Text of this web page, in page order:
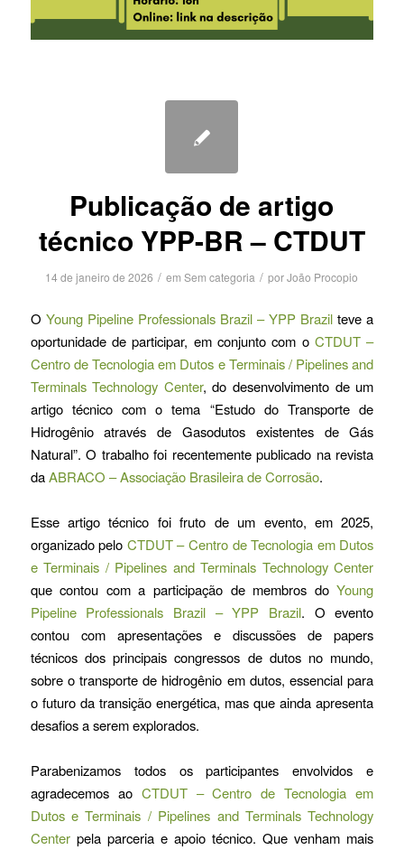
Publicação de artigo
técnico YPP-BR – CTDUT
14 de janeiro de 2026 / emSem categoria / porJoão Procopio
O Young Pipeline Professionals Brazil – YPP Brazil teve a
oportunidade de participar, em conjunto com oCTDUT –
Centro de Tecnologia em Dutos e Terminais / Pipelines and
Terminals Technology Center, do desenvolvimento de um
artigo técnico com o tema “Estudo do Transporte de
Hidrogênio através de Gasodutos existentes de Gás
Natural”. O trabalho foi recentemente publicado na revista
daABRACO – Associação Brasileira de Corrosão.
Esse artigo técnico foi fruto de um evento, em 2025,
organizado pelo CTDUT – Centro de Tecnologia em Dutos
e Terminais / Pipelines and Terminals Technology Center
que contou com a participação de membros doYoung
Pipeline Professionals Brazil – YPP Brazil. O evento
contou com apresentações e discussões de papers
técnicos dos principais congressos de dutos no mundo,
sobre o transporte de hidrogênio em dutos, essencial para
o futuro da transição energética, mas que ainda apresenta
desafios a serem explorados.
Parabenizamos todos os participantes envolvidos e
agradecemos ao CTDUT – Centro de Tecnologia em
Dutos e Terminais / Pipelines and Terminals Technology
Centerpela parceria e apoio técnico. Que venham mais